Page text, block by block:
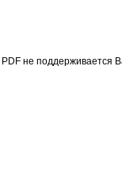
не поддерживается